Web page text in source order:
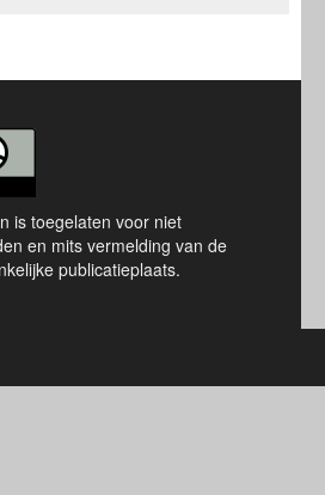
is toegelaten voor niet
en mits vermelding van de
publicatieplaats.